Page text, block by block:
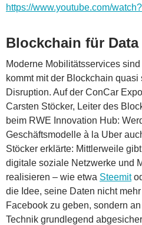
https://www.youtube.com/
Blockchain für
Moderne Mobilitätsservices
kommt mit der Blockchain
Disruption. Auf der ConCar
Carsten Stöcker, Leiter des
beim RWE Innovation Hub:
Geschäftsmodelle à la Uber
Stöcker erklärte: Mittlerweile
digitale soziale Netzwerke und
realisieren – wie etwa Steemit
die Idee, seine Daten nicht
Facebook zu geben, sondern
Technik grundlegend